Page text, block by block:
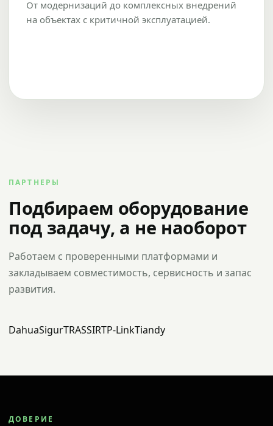
От модернизаций до комплексных внедрений
на объектах с критичной эксплуатацией.
ПАРТНЕРЫ
Подбираем оборудование
под задачу, а не наоборот
Работаем с проверенными платформами и
закладываем совместимость, сервисность и запас
развития.
DahuaSigurTRASSIRTP-LinkTiandy
ДОВЕРИЕ